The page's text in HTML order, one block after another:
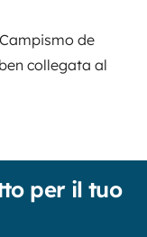
de
collegata al
per il tuo